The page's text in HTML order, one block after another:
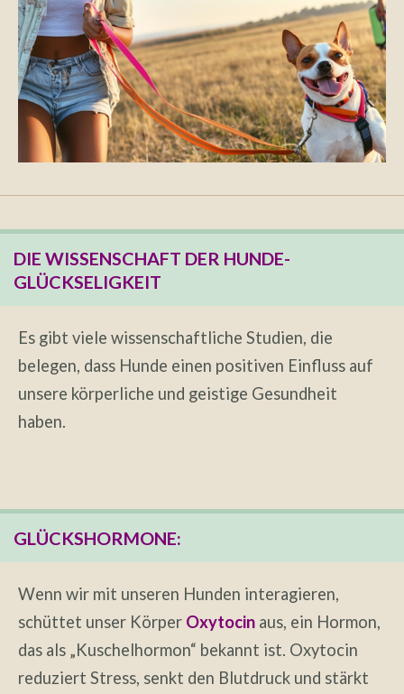
DIE WISSENSCHAFT DER HUNDE-
GLÜCKSELIGKEIT
Es gibt viele wissenschaftliche Studien, die
belegen, dass Hunde einen positiven Einfluss auf
unsere körperliche und geistige Gesundheit
haben.
GLÜCKSHORMONE:
Wenn wir mit unseren Hunden interagieren,
schüttet unser Körper Oxytocin aus, ein Hormon,
das als „Kuschelhormon“ bekannt ist. Oxytocin
reduziert Stress, senkt den Blutdruck und stärkt